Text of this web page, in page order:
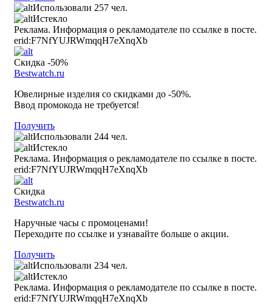
Использовали 257 чел.
Истекло
Реклама. Информация о рекламодателе по ссылке в посте.
erid:F7NfYUJRWmqqH7eXnqXb
Скидка -50%
Bestwatch.ru
Ювелирные изделия со скидками до -50%.
Ввод промокода не требуется!
Получить
Использовали 244 чел.
Истекло
Реклама. Информация о рекламодателе по ссылке в посте.
erid:F7NfYUJRWmqqH7eXnqXb
Скидка
Bestwatch.ru
Наручные часы с промоценами!
Переходите по ссылке и узнавайте больше о акции.
Получить
Использовали 234 чел.
Истекло
Реклама. Информация о рекламодателе по ссылке в посте.
erid:F7NfYUJRWmqqH7eXnqXb